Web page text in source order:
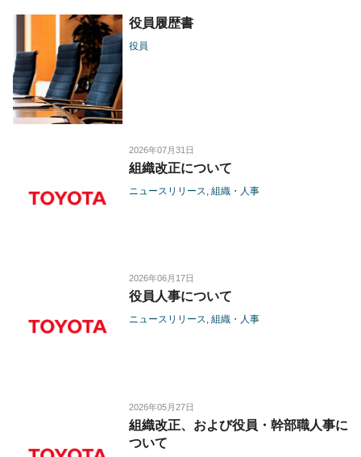
役員履歴書
役員
2026年07月31日
組織改正について
ニュースリリース 組織・人事
2026年06月17日
役員人事について
ニュースリリース 組織・人事
2026年05月27日
組織改正、および役員・幹部職人事に
ついて